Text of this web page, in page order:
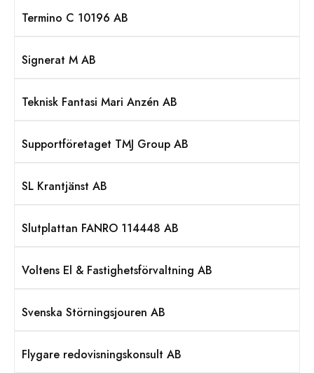
Termino C 10196 AB
Signerat M AB
Teknisk Fantasi Mari Anzén AB
Supportföretaget TMJ Group AB
SL Krantjänst AB
Slutplattan FANRO 114448 AB
Voltens El & Fastighetsförvaltning AB
Svenska Störningsjouren AB
Flygare redovisningskonsult AB